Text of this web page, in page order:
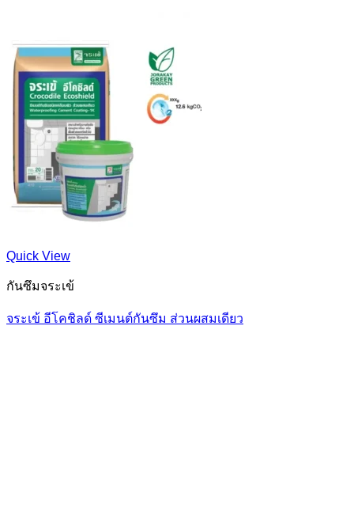
Quick View
กันซึมจระเข้
จระเข้ อีโคชิลด์ ซีเมนต์กันซึม ส่วนผสมเดียว